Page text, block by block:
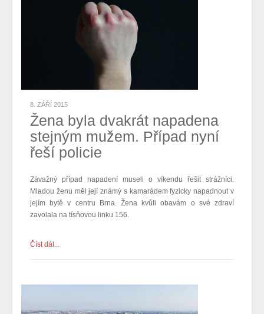
8. ZÁŘÍ 2015
Žena byla dvakrát napadena
stejným mužem. Případ nyní
řeší policie
Závažný případ napadení museli o víkendu řešit strážníci.
Mladou ženu měl její známý s kamarádem fyzicky napadnout v
jejím bytě v centru Brna. Žena kvůli obavám o své zdraví
zavolala na tísňovou linku 156.
Číst dál...